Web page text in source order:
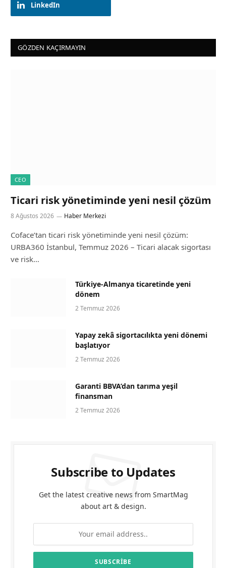
LinkedIn
GÖZDEN KAÇIRMAYIN
CEO
Ticari risk yönetiminde yeni nesil çözüm
8 Ağustos 2026 Haber Merkezi
Coface’tan ticari risk yönetiminde yeni nesil çözüm:
URBA360 İstanbul, Temmuz 2026 – Ticari alacak sigortası
ve risk…
Türkiye-Almanya ticaretinde yeni
dönem
2 Temmuz 2026
Yapay zekâ sigortacılıkta yeni dönemi
başlatıyor
2 Temmuz 2026
Garanti BBVA’dan tarıma yeşil
finansman
2 Temmuz 2026
Subscribe to Updates
Get the latest creative news from SmartMag
about art & design.